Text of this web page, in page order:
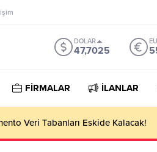
DOLAR
47,7025
FİRMALAR İLANLAR
Importer Companies Lists